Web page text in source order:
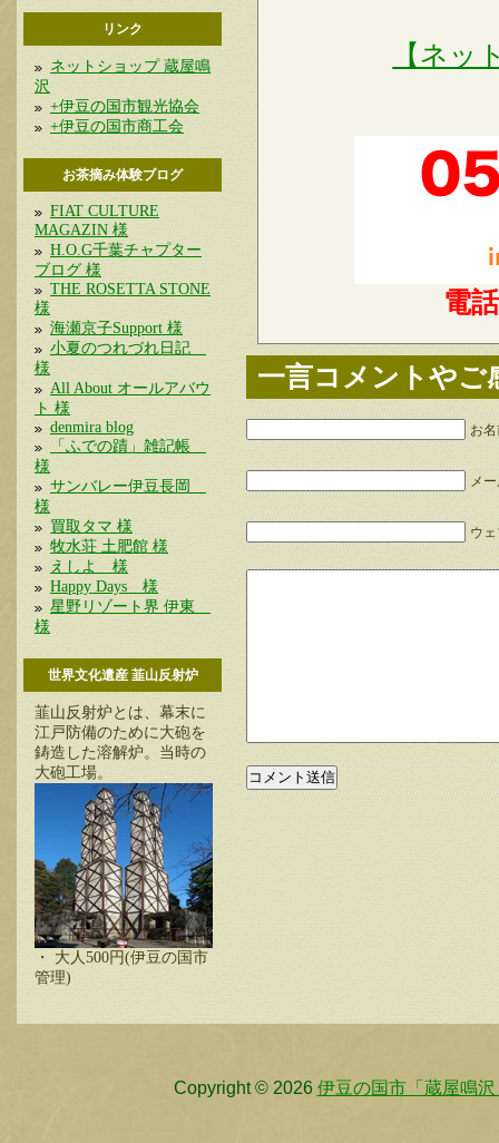
リンク
ネットショップ 蔵屋鳴
沢
+伊豆の国市観光協会
+伊豆の国市商工会
お茶摘み体験ブログ
FIAT CULTURE
MAGAZIN 様
H.O.G千葉チャプター
ブログ 様
THE ROSETTA STONE
様
海瀬京子Support 様
小夏のつれづれ日記
様
All About オールアバウ
ト 様
denmira blog
「ふでの蹟」雑記帳
様
サンバレー伊豆長岡
様
買取タマ 様
牧水荘 土肥館 様
えしよ 様
Happy Days 様
星野リゾート界 伊東
様
世界文化遺産 韮山反射炉
韮山反射炉とは、幕末に
江戸防備のために大砲を
鋳造した溶解炉。当時の
大砲工場。
・ 大人500円(伊豆の国市
管理)
【ネッ
電話
一言コメントやご
お
メ
ウ
Copyright © 2026 伊豆の国市「蔵屋鳴